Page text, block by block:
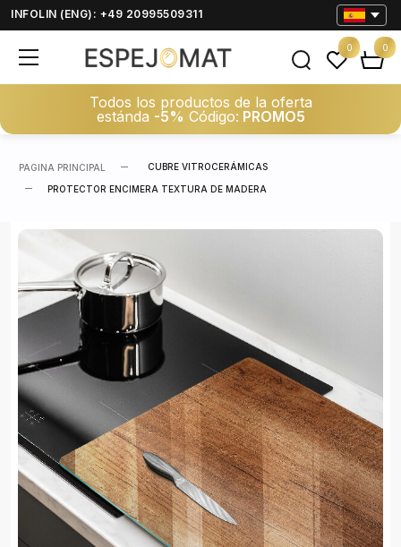
INFOLIN (ENG): +49 20995509311
Todos los productos de la oferta
estánda -5% Código: PROMO5
0 0
PAGINA PRINCIPAL CUBRE VITROCERÁMICAS
PROTECTOR ENCIMERA TEXTURA DE MADERA